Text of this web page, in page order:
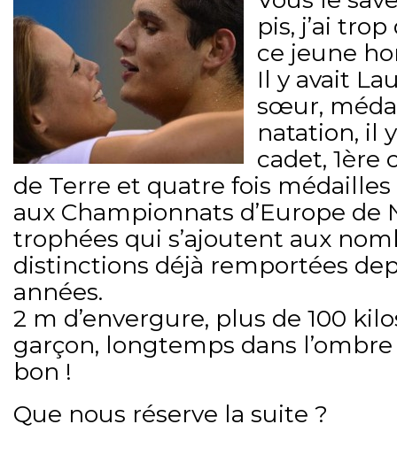
pis, j’ai
ce jeune
Il y avait
sœur,
natation, il
cadet, 1ère
de Terre et quatre fois médailles
aux Championnats d’Europe de
trophées qui s’ajoutent aux
distinctions déjà remportées
années.
2 m d’envergure, plus de 100
garçon, longtemps dans
bon !
Que nous réserve la suite ?